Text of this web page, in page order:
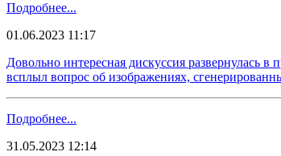
Подробнее...
01.06.2023 11:17
​​Довольно интересная дискуссия развернулась
всплыл вопрос об изображениях,
Подробнее...
31.05.2023 12:14